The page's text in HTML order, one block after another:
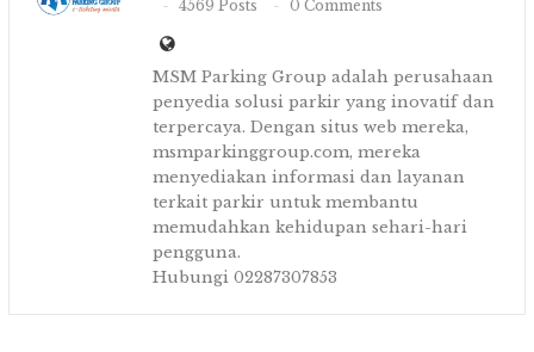
4569 Posts 0 Comments
MSM Parking Group adalah perusahaan
penyedia solusi parkir yang inovatif dan
terpercaya. Dengan situs web mereka,
msmparkinggroup.com, mereka
menyediakan informasi dan layanan
terkait parkir untuk membantu
memudahkan kehidupan sehari-hari
pengguna.
Hubungi 02287307853